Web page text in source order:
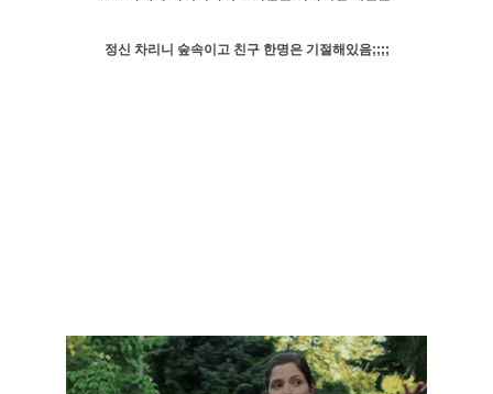
정신 차리니 숲속이고 친구 한명은 기절해있음;;;;